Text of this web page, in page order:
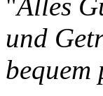
und
bequem